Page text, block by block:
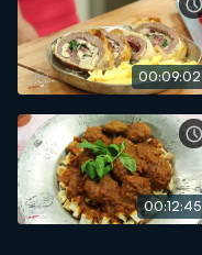
00:09:02
00:12:45